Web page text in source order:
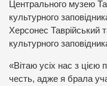
Центрального музею
культурного
Херсонес Таврійський
культурного
«Вітаю усіх нас з
честь, адже я брала